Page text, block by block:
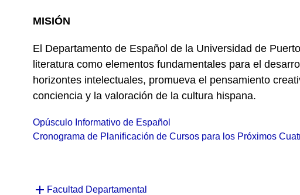
MISIÓN
El Departamento de Español de la Universidad de
literatura como elementos fundamentales para el
horizontes intelectuales, promueva el pensamiento
conciencia y la valoración de la cultura hispana.
Opúsculo Informativo de Español
Cronograma de Planificación de Cursos para los Próximos
Facultad Departamental